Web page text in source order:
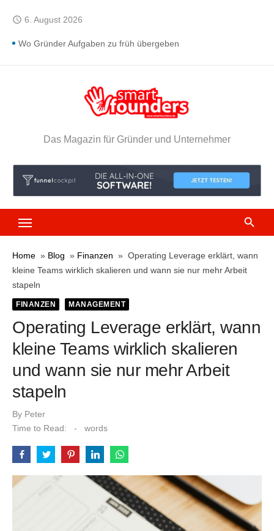
content
access_time 6. August 2026
Wo Gründer Aufgaben zu früh übergeben
Wenn fehlendes Onboarding Kunden in den nächsten Demo
Wann ein kleiner Preisnachlass das falsche Kundensignal
Wo Gründer ihre Support Anfragen selbst erziehen
Was AI Filmdeal und OpenAI Klage über Abhängigkeiten
zeigen
Wann ein Testkunde zur Ausrede gegen echte Verkäufe wird
schützt
Was Waymo Pause und EV Daten über echte Produktreife
zeigen
Das Magazin für Gründer und Unternehmer
Home » Blog » Finanzen » Operating Leverage erklärt, wann
kleine Teams wirklich skalieren und wann sie nur mehr Arbeit
stapeln
FINANZEN MANAGEMENT
Operating Leverage erklärt, wann
kleine Teams wirklich skalieren
und wann sie nur mehr Arbeit
stapeln
By Peter
Time to Read:
- words